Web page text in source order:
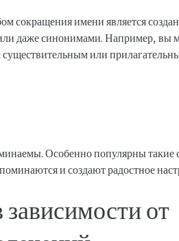
сокращения имени является
даже синонимами. Например, вы
или
Особенно популярны такие
и создают радостное
от